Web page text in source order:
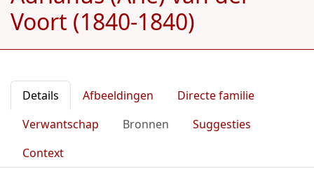
Voort (1840-1840)
Details Afbeeldingen
Directe familie
Verwantschap
Bronnen
Suggesties
Context